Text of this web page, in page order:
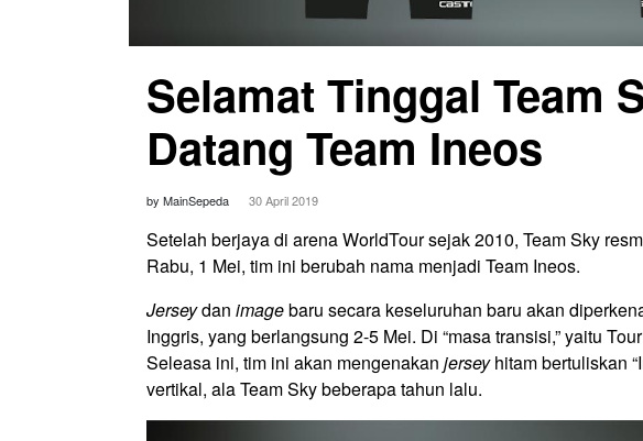
Selamat Tinggal Team
Datang Team Ineos
by MainSepeda 30 April 2019
Setelah berjaya di arena WorldTour sejak 2010, Team Sky
Rabu, 1 Mei, tim ini berubah nama menjadi Team Ineos.
Jerseydan imagebaru secara keseluruhan baru akan
Inggris, yang berlangsung 2-5 Mei. Di “masa transisi,” yaitu
Seleasa ini, tim ini akan mengenakan jerseyhitam bertuliskan
vertikal, ala Team Sky beberapa tahun lalu.